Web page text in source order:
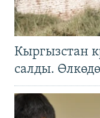
Кыргызстан
салды.